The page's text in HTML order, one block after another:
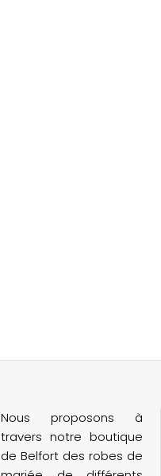
Nous proposons à
travers notre boutique
de Belfort des robes de